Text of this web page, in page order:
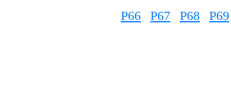
P66
P67 P68 P69